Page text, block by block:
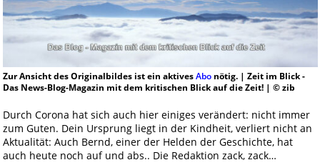
Zur Ansicht des Originalbildes ist ein aktivesAbonötig. | Zeit im Blick -
Das News-Blog-Magazin mit dem kritischen Blick auf die Zeit! | © zib
Durch Corona hat sich auch hier einiges verändert: nicht immer
zum Guten. Dein Ursprung liegt in der Kindheit, verliert nicht an
Aktualität: Auch Bernd, einer der Helden der Geschichte, hat
auch heute noch auf und abs.. Die Redaktion zack, zack…